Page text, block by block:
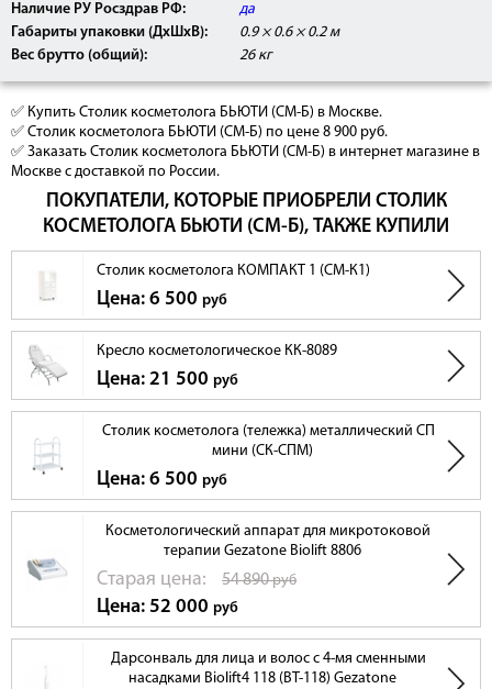
Наличие РУ Росздрав РФ:
да
Габариты упаковки (ДхШхВ):
0.9 × 0.6 × 0.2 м
Вес брутто (общий):
26 кг
✅ Купить Столик косметолога БЬЮТИ (СМ-Б) в Москве.
✅ Столик косметолога БЬЮТИ (СМ-Б) по цене 8 900 руб.
✅ Заказать Столик косметолога БЬЮТИ (СМ-Б) в интернет магазине в
Москве с доставкой по России.
ПОКУПАТЕЛИ, КОТОРЫЕ ПРИОБРЕЛИ СТОЛИК
КОСМЕТОЛОГА БЬЮТИ (СМ-Б), ТАКЖЕ КУПИЛИ
Столик косметолога КОМПАКТ 1 (СМ-К1)
Цена: 6 500 руб
Кресло косметологическое КК-8089
Цена: 21 500 руб
Столик косметолога (тележка) металлический СП
мини (СК-СПМ)
Цена: 6 500 руб
Косметологический аппарат для микротоковой
терапии Gezatone Biolift 8806
Cтарая цена: 54 890руб
Цена: 52 000 руб
Дарсонваль для лица и волос с 4-мя сменными
насадками Biolift4 118 (BT-118) Gezatone